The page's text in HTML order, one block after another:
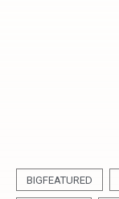
BIGFEATURED